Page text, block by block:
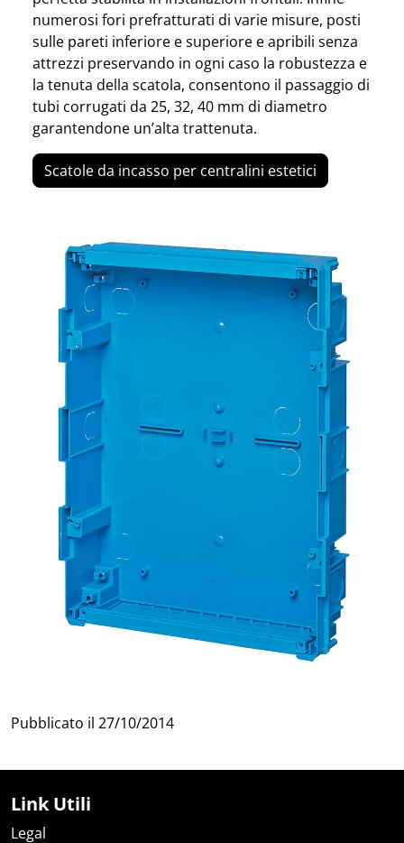
numerosi fori prefratturati di varie misure, posti
sulle pareti inferiore e superiore e apribili senza
attrezzi preservando in ogni caso la robustezza e
la tenuta della scatola, consentono il passaggio di
tubi corrugati da 25, 32, 40 mm di diametro
garantendone un’alta trattenuta.
Scatole da incasso per centralini estetici
Pubblicato il 27/10/2014
Link Utili
Legal